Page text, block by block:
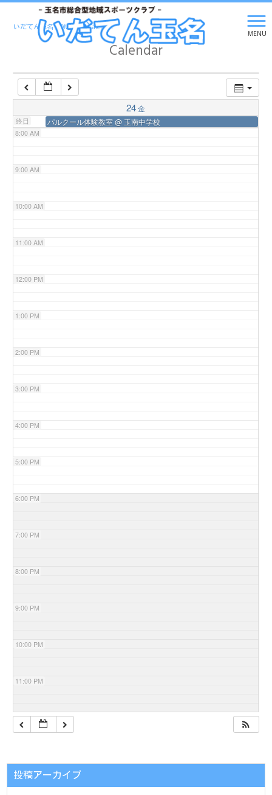
MENU
いだてん玉名 HOME > Calendar
Calendar
24金
終日 パルクール体験教室@ 玉南中学校
5:00 AM
7:00 AM
8:00 AM
9:00 AM
10:00 AM
11:00 AM
12:00 PM
1:00 PM
2:00 PM
3:00 PM
4:00 PM
5:00 PM
6:00 PM
7:00 PM
8:00 PM
9:00 PM
10:00 PM
11:00 PM
投稿アーカイブ